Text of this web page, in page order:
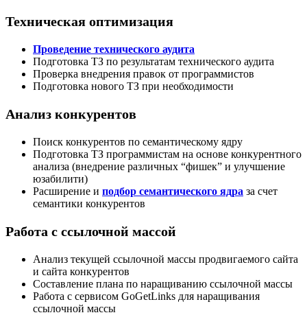
Техническая оптимизация
Проведение технического аудита
Подготовка ТЗ по результатам технического аудита
Проверка внедрения правок от программистов
Подготовка нового ТЗ при необходимости
Анализ конкурентов
Поиск конкурентов по семантическому ядру
Подготовка ТЗ программистам на основе конкурентного
анализа (внедрение различных “фишек” и улучшение
юзабилити)
Расширение и подбор семантического ядра за счет
семантики конкурентов
Работа с ссылочной массой
Анализ текущей ссылочной массы продвигаемого сайта
и сайта конкурентов
Составление плана по наращиванию ссылочной массы
Работа с сервисом GoGetLinks для наращивания
ссылочной массы